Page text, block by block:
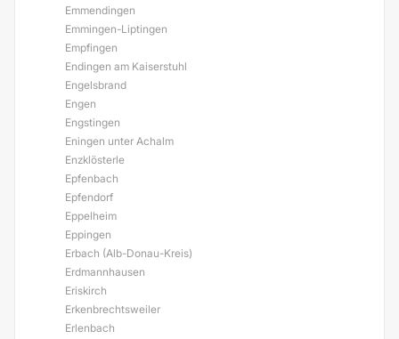
Emmendingen
Emmingen-Liptingen
Empfingen
Endingen am Kaiserstuhl
Engelsbrand
Engen
Engstingen
Eningen unter Achalm
Enzklösterle
Epfenbach
Epfendorf
Eppelheim
Eppingen
Erbach (Alb-Donau-Kreis)
Erdmannhausen
Eriskirch
Erkenbrechtsweiler
Erlenbach